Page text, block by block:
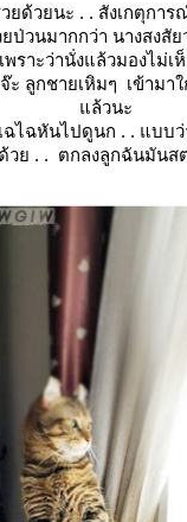
ด้วยนะ . . สังเกตุการ
วนมากกว่า นางสงสัย
ราะว่านั่งแล้วมองไม่เ
ะ ลูกชายเหิมๆ เข้ามา
ล้วนะ
ฉไฉหันไปดูนก . . แบ
วย . . ตกลงลูกฉันมันส